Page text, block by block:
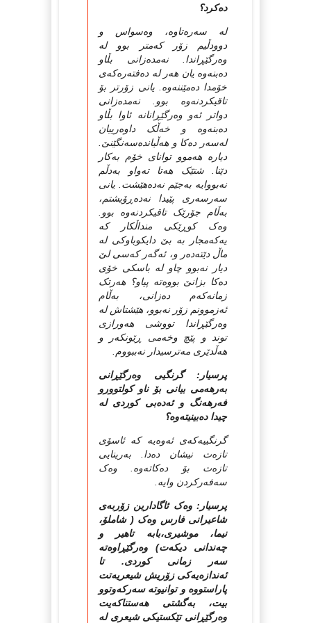
دەکرد؟
له‌ سه‌ره‌تاوه‌، وه‌سواس و
دوودڵیم زۆر که‌متر بوو له‌
وه‌رگێڕاندا. نه‌مده‌زانی بڵاو
ده‌بنه‌وه‌ یان هه‌ر له‌ ده‌فته‌ره‌که‌ی
خۆمدا ده‌مێننه‌وه‌. یانی زۆرتر بۆ
تاقیکردنه‌وه‌ بوو. نه‌مده‌زانی
دواتر ئه‌و وه‌رگێڕانانه‌ ئاوا بڵاو
ده‌بنه‌وه‌ و خه‌ڵک داوه‌رییان
له‌سه‌ر ده‌کا و هه‌ڵیانده‌سه‌نگێنێ.
دیاره‌ هه‌موو توانای خۆم به‌کار
دێنا. شتێک هه‌تا ته‌واو به‌دڵم
نه‌بووایه‌ به‌جێم‌ نه‌ده‌هێشت. یانی
سه‌رسه‌ری پێیدا نه‌ده‌ڕۆیشتم،
به‌ڵام جۆرێک تاقیکردنه‌وه‌ بوو.
وه‌ک کوڕێکی منداڵکار که‌
یه‌که‌مجار به‌ بێ دایکوباوکی له‌
ماڵ دێته‌ده‌ر و، ئه‌گه‌ر که‌سی لێ
دیار نه‌بوو چاو له‌ باسکی خۆی
ده‌کا بزانێ بووه‌ته‌ پیاو؟ هه‌رتک
زمانه‌که‌م ده‌زانی، به‌ڵام
ئه‌زموونم زۆر نه‌بوو، هێشتاش له‌
وه‌رگێڕاندا تووشی هه‌ورازی
توند و پێچ وخه‌می ڕێونکه‌ر و
هه‌ڵدێری مه‌ترسیدار نه‌ببووم.
پرسیار: گرنگیی وەرگێڕانی
بەرهەمی بیانی بۆ ناو کولتوورو
فەرهەنگ و ئەدەبی کوردی لە
چیدا دەبینیتەوە؟
گرنگییه‌که‌ی ئه‌وه‌یه‌ که‌ ئاسۆی
تازه‌ت نیشان ده‌دا. به‌رینایی
تازه‌ت بۆ ده‌کاته‌وه‌. وه‌ک
سه‌فه‌رکردن وایه‌.
پرسیار: وەک ئاگادارین زۆربەی
شاعیرانی فارس وەک ( شاملۆ،
نیما، موشیری،بابە تاهیر و
چەندانی دیکەت) وەرگێڕاوەتە
سەر زمانی کوردی. تا
ئەندازەیەکی زۆریش شیعریەتت
پاراستووە و توانیوتە سەرکەوتوو
بیت، بەگشتی هەستناکەیت
وەرگێڕانی تێکستیکی شیعری لە